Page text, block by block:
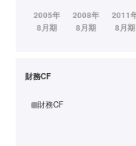
財務CF
財務CF